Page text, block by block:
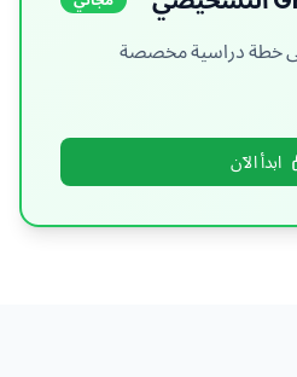
خطة دراسية مخصصة
ابدأ الآن